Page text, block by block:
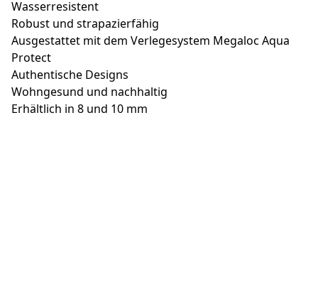
Wasserresistent
Robust und strapazierfähig
Ausgestattet mit dem Verlegesystem Megaloc Aqua
Protect
Authentische Designs
Wohngesund und nachhaltig
Erhältlich in 8 und 10 mm